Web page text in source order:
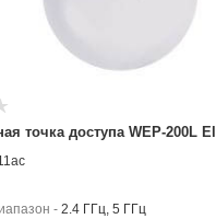
точка доступа WEP-200L
- 2.4 ГГц, 5 ГГц